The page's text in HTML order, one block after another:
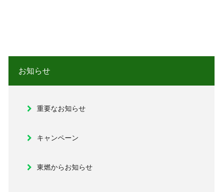
お知らせ
重要なお知らせ
キャンペーン
東燃からお知らせ